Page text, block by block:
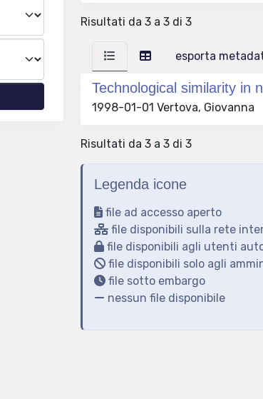
Risultati da 3 a 3 di 3
esporta
Technological similarity in
1998-01-01 Vertova, Giovanna
Risultati da 3 a 3 di 3
Legenda icone
file ad accesso aperto
file disponibili sulla rete
file disponibili agli utenti
file disponibili solo agli
file sotto embargo
nessun file disponibile